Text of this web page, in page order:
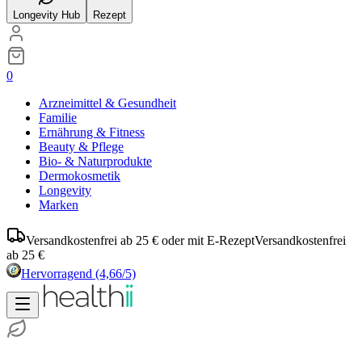
Longevity Hub Rezept
0
Arzneimittel & Gesundheit
Familie
Ernährung & Fitness
Beauty & Pflege
Bio- & Naturprodukte
Dermokosmetik
Longevity
Marken
Versandkostenfrei ab 25 € oder mit E-RezeptVersandkostenfrei
ab 25 €
Hervorragend (4,66/5)